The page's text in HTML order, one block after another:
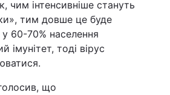
чим інтенсивніше стануть
тим довше це буде
у 60-70% населення
імунітет, тоді вірус
що